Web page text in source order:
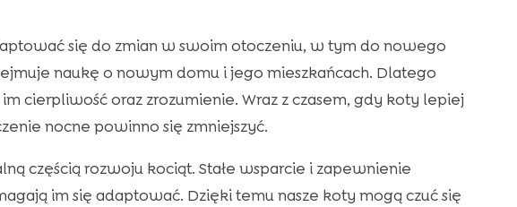
się do zmian w swoim otoczeniu, w tym do nowego
naukę o nowym domu i jego mieszkańcach. Dlatego
cierpliwość oraz zrozumienie. Wraz z czasem, gdy koty lepiej
nocne powinno się zmniejszyć.
częścią rozwoju kociąt. Stałe wsparcie i zapewnienie
im się adaptować. Dzięki temu nasze koty mogą czuć się